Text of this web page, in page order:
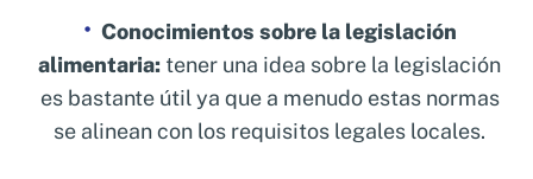
Conocimientos sobre la legislación
alimentaria: tener una idea sobre la legislación
es bastante útil ya que a menudo estas normas
se alinean con los requisitos legales locales.